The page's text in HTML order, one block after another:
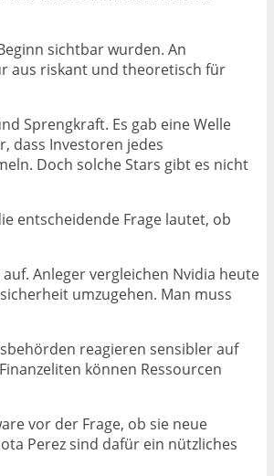
sichtbar wurden. An
aus riskant und theoretisch für
Sprengkraft. Es gab eine Welle
dass Investoren jedes
Doch solche Stars gibt es nicht
entscheidende Frage lautet, ob
Anleger vergleichen Nvidia heute
umzugehen. Man muss
reagieren sensibler auf
können Ressourcen
vor der Frage, ob sie neue
Perez sind dafür ein nützliches